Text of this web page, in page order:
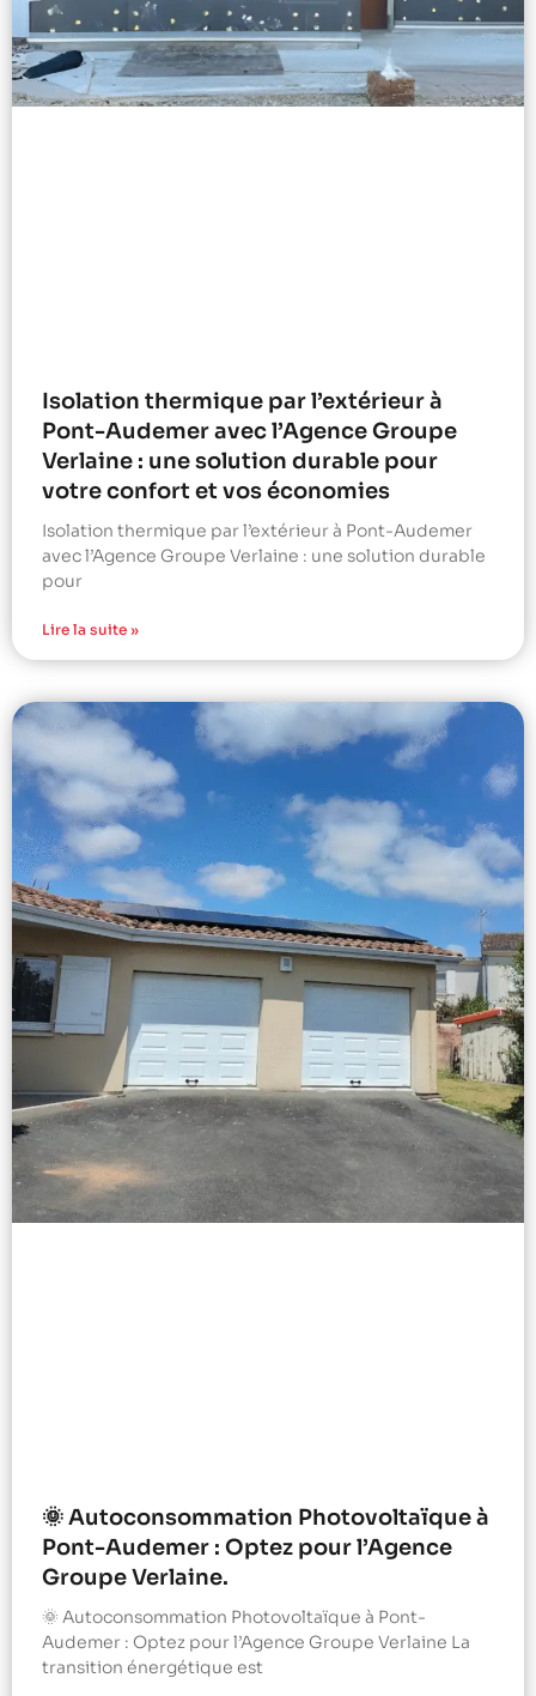
Isolation thermique par l’extérieur à
Pont-Audemer avec l’Agence Groupe
Verlaine : une solution durable pour
votre confort et vos économies
Isolation thermique par l’extérieur à Pont-Audemer
avec l’Agence Groupe Verlaine : une solution durable
pour
Lire la suite »
🌞 Autoconsommation Photovoltaïque à
Pont-Audemer : Optez pour l’Agence
Groupe Verlaine.
🌞 Autoconsommation Photovoltaïque à Pont-
Audemer : Optez pour l’Agence Groupe Verlaine La
transition énergétique est